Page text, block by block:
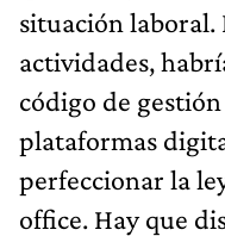
situación laboral.
actividades,
código de
plataformas
perfeccionar la
office. Hay que